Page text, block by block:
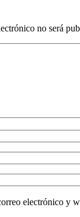
no será
electrónico y